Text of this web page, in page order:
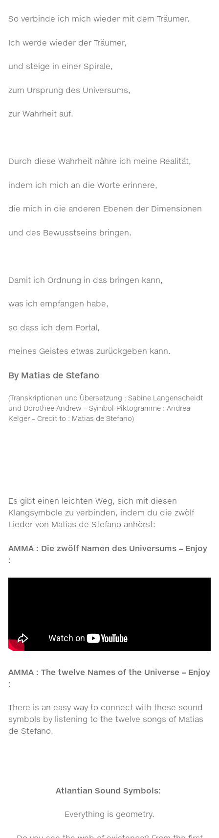
So verbinde ich mich wieder mit dem Träumer.
Ich werde wieder der Träumer,
und steige in einer Spirale,
zum Ursprung des Universums,
zur Wahrheit auf.
Durch diese Wahrheit nähre ich meine Realität,
indem ich mich an die Worte erinnere,
die mich in die anderen Ebenen der Dimensionen
und des Bewusstseins bringen.
Damit ich Ordnung in das bringen kann,
was ich empfangen habe,
so dass ich dem Portal,
meines Geistes etwas zurückgeben kann.
By Matias de Stefano
(Transkriptionen und Übersetzung : Sabine Langenscheidt
und Dorothee Andrew – Symbol-Piktogramme : Andrea
Kelger – Credit to : Matias de Stefano)
Es gibt einen leichten Weg, sich mit diesen
Klangsymbole zu verbinden, indem du die zwölf
Lieder von Matias de Stefano anhörst:
AMMA : Die zwölf Namen des Universums – Enjoy
:
AMMA : The twelve Names of the Universe – Enjoy
:
There is an easy way to connect with these sound
symbols by listening to the twelve songs of Matias
de Stefano.
Atlantian Sound Symbols:
Everything is geometry.